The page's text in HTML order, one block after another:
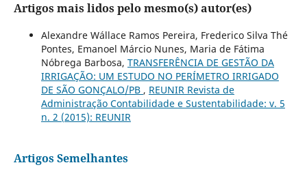
Artigos mais lidos pelo mesmo(s) autor(es)
Alexandre Wállace Ramos Pereira, Frederico Silva Thé
Pontes, Emanoel Márcio Nunes, Maria de Fátima
Nóbrega Barbosa, TRANSFERÊNCIA DE GESTÃO DA
IRRIGAÇÃO: UM ESTUDO NO PERÍMETRO IRRIGADO
DE SÃO GONÇALO/PB , REUNIR Revista de
Administração Contabilidade e Sustentabilidade: v. 5
n. 2 (2015): REUNIR
Artigos Semelhantes